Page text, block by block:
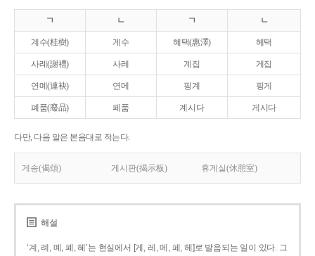
ㄱ ㄴ ㄱ ㄴ
계수(桂樹) 게수 혜택(惠澤) 헤택
사례(謝禮) 사레 계집 게집
연몌(連袂) 연메 핑계 핑게
폐품(廢品) 페품 계시다 게시다
다만, 다음 말은 본음대로 적는다.
게송(偈頌) 게시판(揭示板) 휴게실(休憩室)
해설
‘계, 례, 몌, 폐, 혜’는 현실에서 [게, 레, 메, 페, 헤]로 발음되는 일이 있다. 그